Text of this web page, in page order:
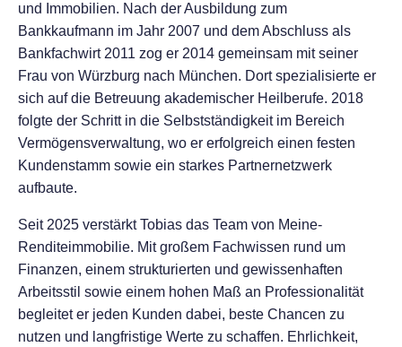
und Immobilien. Nach der Ausbildung zum
Bankkaufmann im Jahr 2007 und dem Abschluss als
Bankfachwirt 2011 zog er 2014 gemeinsam mit seiner
Frau von Würzburg nach München. Dort spezialisierte er
sich auf die Betreuung akademischer Heilberufe. 2018
folgte der Schritt in die Selbstständigkeit im Bereich
Vermögensverwaltung, wo er erfolgreich einen festen
Kundenstamm sowie ein starkes Partnernetzwerk
aufbaute.
Seit 2025 verstärkt Tobias das Team von Meine-
Renditeimmobilie. Mit großem Fachwissen rund um
Finanzen, einem strukturierten und gewissenhaften
Arbeitsstil sowie einem hohen Maß an Professionalität
begleitet er jeden Kunden dabei, beste Chancen zu
nutzen und langfristige Werte zu schaffen. Ehrlichkeit,